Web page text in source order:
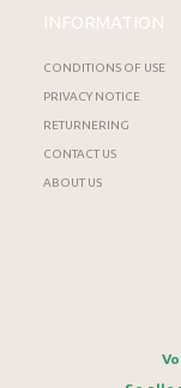
INFORMATION
CONDITIONS OF USE
PRIVACY NOTICE
RETURNERING
CONTACT US
ABOUT US